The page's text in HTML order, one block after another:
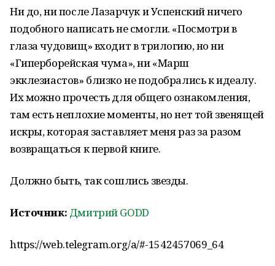
Ни до, ни после Лазарчук и Успенский ничего
подобного написать не смогли. «Посмотри в
глаза чудовищ» входит в трилогию, но ни
«Гиперборейская чума», ни «Марш
экклезиастов» близко не подобрались к идеалу.
Их можно прочесть для общего ознакомления,
там есть неплохие моменты, но нет той звенящей
искры, которая заставляет меня раз за разом
возвращаться к первой книге.
Должно быть, так сошлись звезды.
Источник: Дмитрий GODD
https://web.telegram.org/a/#-1542457069_64